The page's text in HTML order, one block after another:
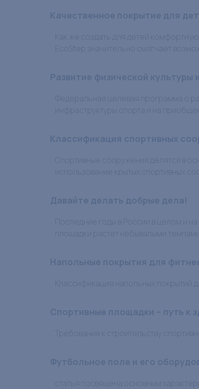
Качественное покрытие для
Как же создать для детей
EcoStep значительно смягчает
Развитие физической культуры
Федеральная целевая программа о
инфраструктуры спорта и на
Классификация спортивных
Спортивные сооружения делятся в
использование крытых спортивных
Давайте делать добрые дела!
Последние годы в России в целом и
площадки растет небывалыми
Напольные покрытия для
Классификация напольных покрытий
Спортивные площадки – путь к
Требования к строительству
Футбольное поле и его
статья посвящена основным